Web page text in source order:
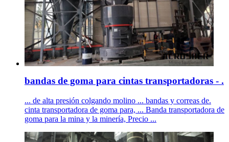
bandas de goma para cintas transportadoras - .
... de alta presión colgando molino ... bandas y correas de.
cinta transportadora de goma para, ... Banda transportadora de
goma para la mina y la minería, Precio ...